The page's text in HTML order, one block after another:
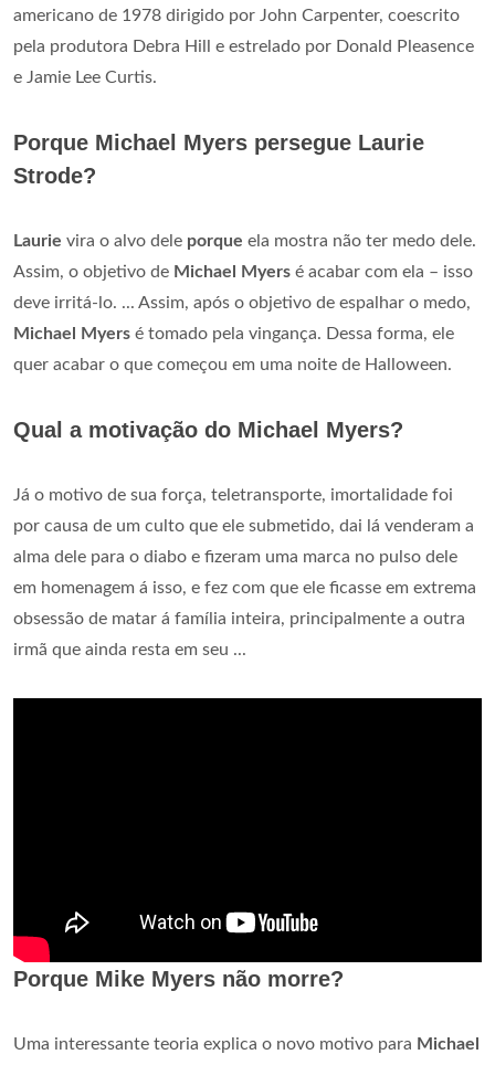
americano de 1978 dirigido por John Carpenter, coescrito
pela produtora Debra Hill e estrelado por Donald Pleasence
e Jamie Lee Curtis.
Porque Michael Myers persegue Laurie
Strode?
Laurie vira o alvo dele porque ela mostra não ter medo dele.
Assim, o objetivo de Michael Myers é acabar com ela – isso
deve irritá-lo. ... Assim, após o objetivo de espalhar o medo,
Michael Myers é tomado pela vingança. Dessa forma, ele
quer acabar o que começou em uma noite de Halloween.
Qual a motivação do Michael Myers?
Já o motivo de sua força, teletransporte, imortalidade foi
por causa de um culto que ele submetido, dai lá venderam a
alma dele para o diabo e fizeram uma marca no pulso dele
em homenagem á isso, e fez com que ele ficasse em extrema
obsessão de matar á família inteira, principalmente a outra
irmã que ainda resta em seu ...
Porque Mike Myers não morre?
Uma interessante teoria explica o novo motivo para Michael